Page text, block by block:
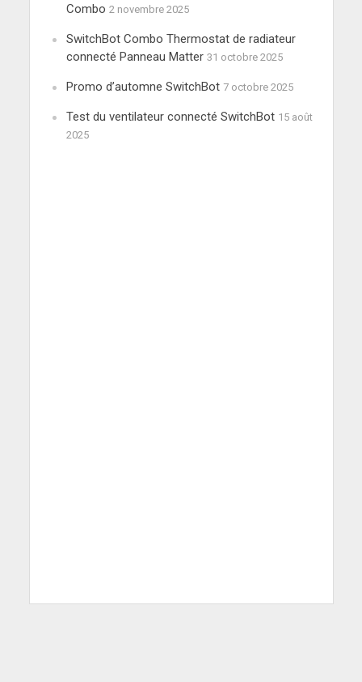
Combo 2 novembre 2025
SwitchBot Combo Thermostat de radiateur
connecté Panneau Matter 31 octobre 2025
Promo d’automne SwitchBot 7 octobre 2025
Test du ventilateur connecté SwitchBot 15 août
2025